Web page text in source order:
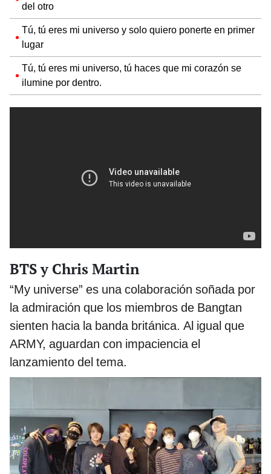
del otro
Tú, tú eres mi universo y solo quiero ponerte en primer
lugar
Tú, tú eres mi universo, tú haces que mi corazón se
ilumine por dentro.
BTS y Chris Martin
“My universe” es una colaboración soñada por
la admiración que los miembros de Bangtan
sienten hacia la banda británica. Al igual que
ARMY, aguardan con impaciencia el
lanzamiento del tema.